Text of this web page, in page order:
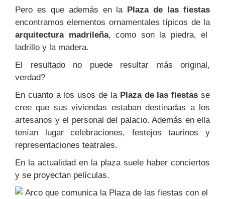
Pero es que además en la Plaza de las fiestas
encontramos elementos ornamentales típicos de la
arquitectura madrileña, como son la piedra, el
ladrillo y la madera.
El resultado no puede resultar más original,
verdad?
En cuanto a los usos de la Plaza de las fiestas se
cree que sus viviendas estaban destinadas a los
artesanos y el personal del palacio. Además en ella
tenían lugar celebraciones, festejos taurinos y
representaciones teatrales.
En la actualidad en la plaza suele haber conciertos
y se proyectan películas.